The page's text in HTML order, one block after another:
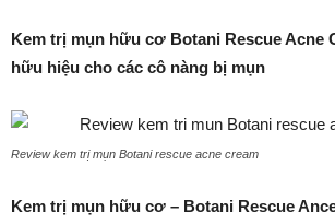
Kem trị mụn hữu cơ Botani Rescue Acne
hữu hiệu cho các cô nàng bị mụn
Review kem trị mụn Botani rescue acne cream
Kem trị mụn hữu cơ – Botani Rescue